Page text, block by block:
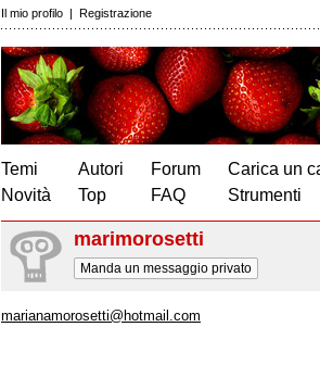
Il mio profilo | Registrazione
Temi
Novità
Autori
Top
Forum
FAQ
Carica un
Strumenti
marimorosetti
Manda un messaggio privato
marianamorosetti@hotmail.com